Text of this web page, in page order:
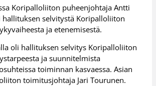
Koripalloliiton puheenjohtaja Antti
selvitystä Koripalloliiton
ja etenemisestä.
oli hallituksen selvitys Koripalloliiton
ja suunnitelmista
toiminnan kasvaessa. Asian
toimitusjohtaja Jari Tourunen.